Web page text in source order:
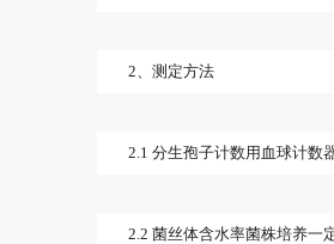
2、测定方法
2.1 分生孢子计数用血球计数
2.2 菌丝体含水率菌株培养一